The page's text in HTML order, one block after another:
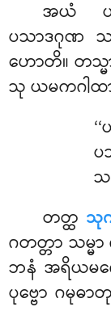
အယံ ပန
ပသာဒဂုဏ သ
ဟောတိ။ တသ္မ
သု ယမကဂါထ
သ
တတ္ထ သု
ဂတတ္တာ သမ္မ
ဘနံ အရိယမဂ္
ပုဗ္ဗော ဂမုဓ